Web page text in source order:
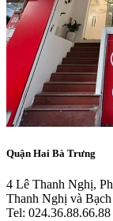
Quận Hai Bà Trưng
4 Lê Thanh Nghị,
Thanh Nghị và
Tel: